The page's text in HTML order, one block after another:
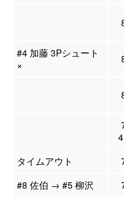
#4 加藤 3Pシュート
×
タイムアウト
#8 佐伯 → #5 柳沢